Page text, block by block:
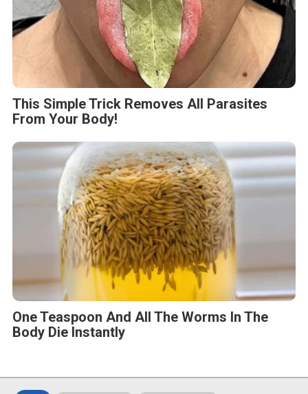
This Simple Trick Removes All Parasites
From Your Body!
One Teaspoon And All The Worms In The
Body Die Instantly